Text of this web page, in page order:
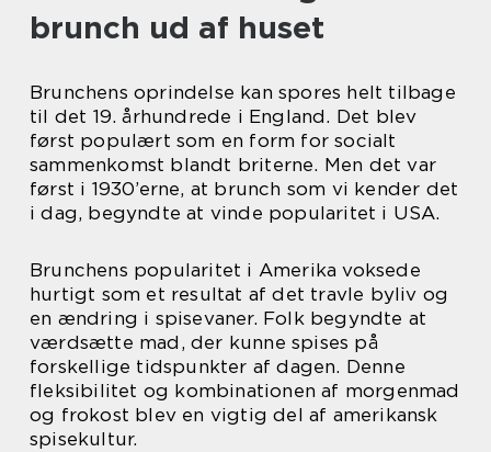
brunch ud af huset
Brunchens oprindelse kan spores helt tilbage
til det 19. århundrede i England. Det blev
først populært som en form for socialt
sammenkomst blandt briterne. Men det var
først i 1930’erne, at brunch som vi kender det
i dag, begyndte at vinde popularitet i USA.
Brunchens popularitet i Amerika voksede
hurtigt som et resultat af det travle byliv og
en ændring i spisevaner. Folk begyndte at
værdsætte mad, der kunne spises på
forskellige tidspunkter af dagen. Denne
fleksibilitet og kombinationen af morgenmad
og frokost blev en vigtig del af amerikansk
spisekultur.